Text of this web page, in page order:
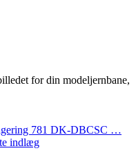
for din modeljernbane,
781 DK-DBCSC …
indlæg